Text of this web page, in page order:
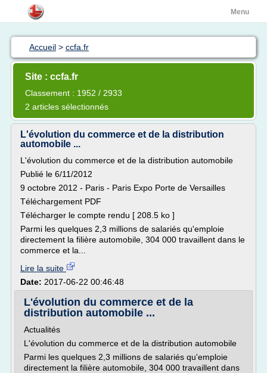
Menu
Accueil > ccfa.fr
Site : ccfa.fr
Classement : 1952 / 2933
2 articles sélectionnés
L'évolution du commerce et de la distribution
automobile ...
L'évolution du commerce et de la distribution automobile
Publié le 6/11/2012
9 octobre 2012 - Paris - Paris Expo Porte de Versailles
Téléchargement PDF
Télécharger le compte rendu [ 208.5 ko ]
Parmi les quelques 2,3 millions de salariés qu'emploie
directement la filière automobile, 304 000 travaillent dans le
commerce et la...
Lire la suite
Date: 2017-06-22 00:46:48
L'évolution du commerce et de la
distribution automobile ...
Actualités
L'évolution du commerce et de la distribution automobile
Parmi les quelques 2,3 millions de salariés qu'emploie
directement la filière automobile, 304 000 travaillent dans